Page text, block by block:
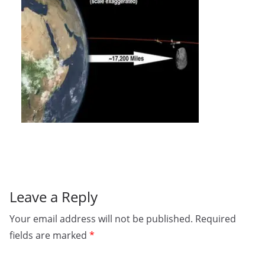
Leave a Reply
Your email address will not be published. Required
fields are marked *